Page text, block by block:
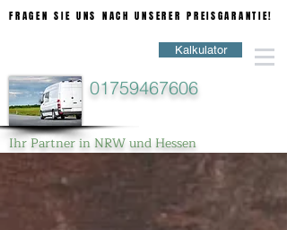
Kalkulator
01759467606
FRAGEN SIE UNS NACH UNSERER PREISGARANTIE!
FRAGEN SIE UNS NACH UNSERER PREISGARANTIE!
Ihr Partner in NRW und Hessen